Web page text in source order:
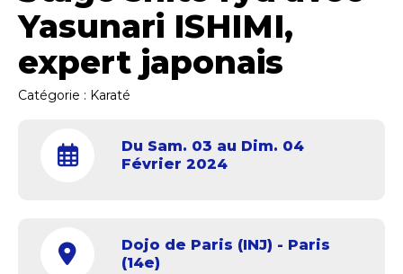
Yasunari ISHIMI,
expert japonais
Catégorie : Karaté
Du Sam. 03 au Dim. 04
Février 2024
Dojo de Paris (INJ) - Paris
(14e)